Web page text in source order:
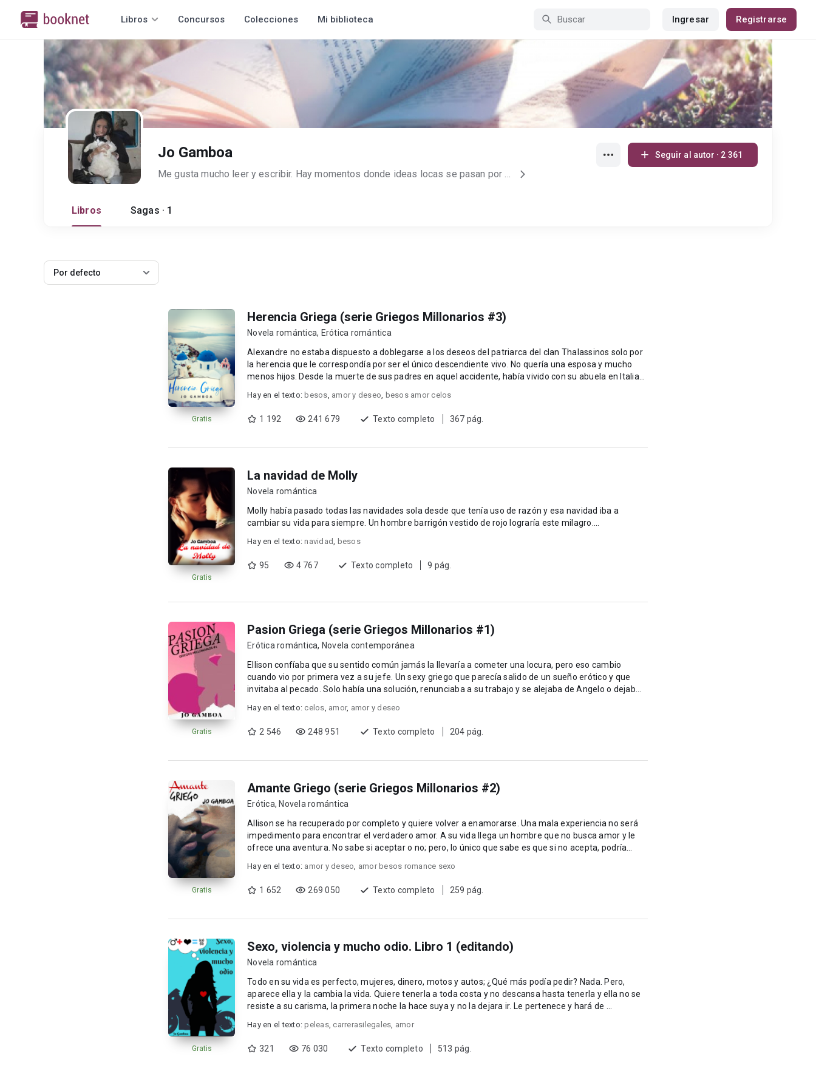
Libros Concursos Colecciones Mi biblioteca Ingresar Registrarse
Jo Gamboa
Me gusta mucho leer y escribir. Hay momentos donde ideas locas se pasan por mi cabeza y trato lo mejor posible en darles forma y plasmarlas en historias. a veces me toma mucho tiempo y a veces fluyen con facilidad. Por esa razon, no todas mis historias estan terminadas. porque si aparece una idea en mi cabeza y no la uso, despues se pierde y no la vuelvo a recordar (ya me ha pasado). Espero que tengan mucha pacicencia (las personas que leeen lo que escribo) y tambien espero que les guste. ´✫¸.•°*”˜˜” ..✫¸.•°*”˜˜”*°•.✫ ☻/ღ˚ •。* ♥♥ ˚ ˚✰˚ ˛★* 。 ღ˛° 。* °♥ ˚ • ★ *˚ .ღ 。 /▌*˛˚ ░ ░ٌٌٌ♥░ Jo Gamboa ˚ * / \ ˚. ★ *˛ ˚♥♥* ✰。˚ ˚ღ。* ˛˚ ♥♥ 。✰˚* ˚ ★ღ ˚ 。✰ •* ˚ ♥♥" ✰˚ ♥* ♥♥
Seguir al autor · 2 361
Libros Sagas · 1
Por defecto
Gratis
Herencia Griega (serie Griegos Millonarios #3)
Novela romántica, Erótica romántica
Alexandre no estaba dispuesto a doblegarse a los deseos del patriarca del clan Thalassinos solo por
la herencia que le correspondía por ser el único descendiente vivo. No quería una esposa y mucho
menos hijos. Desde la muerte de sus padres en aquel accidente, había vivido con su abuela en Italia...
Hay en el texto: besos, amor y deseo, besos amor celos
1 192 241 679 Texto completo 367 pág.
Gratis
La navidad de Molly
Novela romántica
Molly había pasado todas las navidades sola desde que tenía uso de razón y esa navidad iba a
cambiar su vida para siempre. Un hombre barrigón vestido de rojo lograría este milagro....
Hay en el texto:navidad, besos
95 4 767 Texto completo 9 pág.
Gratis
Pasion Griega (serie Griegos Millonarios #1)
Erótica romántica, Novela contemporánea
Ellison confíaba que su sentido común jamás la llevaría a cometer una locura, pero eso cambio
cuando vio por primera vez a su jefe. Un sexy griego que parecía salido de un sueño erótico y que
invitaba al pecado. Solo había una solución, renunciaba a su trabajo y se alejaba de Angelo o dejab...
Hay en el texto: celos, amor, amor y deseo
2 546 248 951 Texto completo 204 pág.
Gratis
Amante Griego (serie Griegos Millonarios #2)
Erótica, Novela romántica
Allison se ha recuperado por completo y quiere volver a enamorarse. Una mala experiencia no será
impedimento para encontrar el verdadero amor. A su vida llega un hombre que no busca amor y le
ofrece una aventura. No sabe si aceptar o no; pero, lo único que sabe es que si no acepta, podría
Hay en el texto: amor y deseo, amor besos romance sexo
1 652 269 050 Texto completo 259 pág.
Gratis
Sexo, violencia y mucho odio. Libro 1 (editando)
Novela romántica
Todo en su vida es perfecto, mujeres, dinero, motos y autos; ¿Qué más podía pedir? Nada. Pero,
aparece ella y la cambia la vida. Quiere tenerla a toda costa y no descansa hasta tenerla y ella no se
resiste a su carisma, la primera noche la hace suya y no la dejara ir. Le pertenece y hará de ...
Hay en el texto:peleas, carrerasilegales, amor
321 76 030 Texto completo 513 pág.